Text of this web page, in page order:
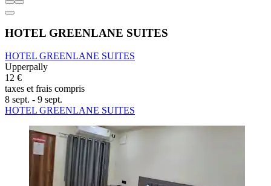
HOTEL GREENLANE SUITES
HOTEL GREENLANE SUITES
Upperpally
12 €
taxes et frais compris
8 sept. - 9 sept.
HOTEL GREENLANE SUITES